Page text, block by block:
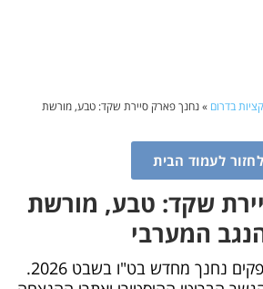
נחנך פארק סיירת שקד: טבע, מורשת
הבית
טבע, מורשת
פארק סיירת שקד באופקים נחנך מחדש בט"ו בשבט 2026.